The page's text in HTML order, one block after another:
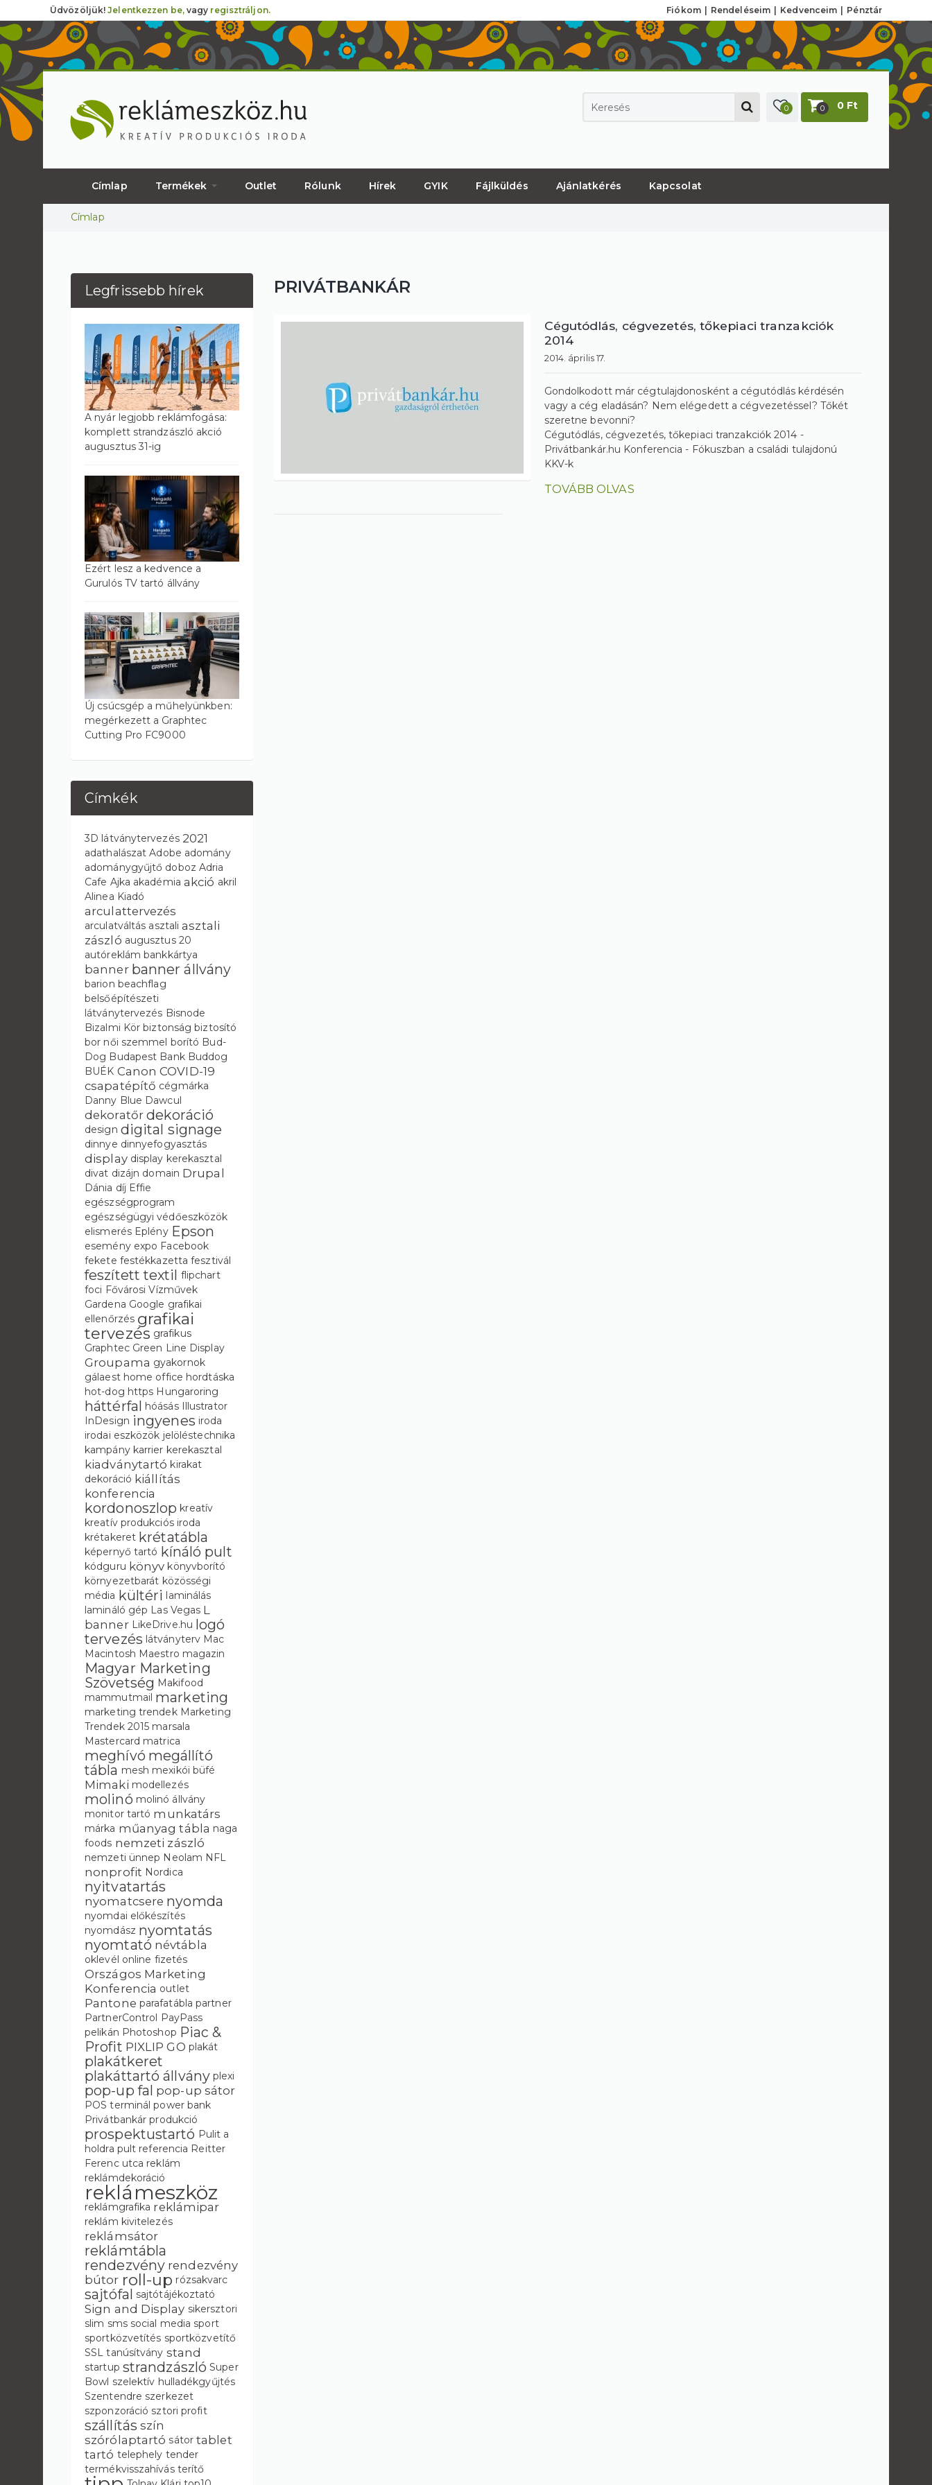
Üdvözöljük!Jelentkezzen be,vagy regisztráljon. Fiókom Rendeléseim Kedvenceim Pénztár
0 0 0 Ft
Címlap Termékek Outlet Rólunk Hírek GYIK Fájlküldés Ajánlatkérés Kapcsolat
Jelenlegi hely
Címlap
Legfrissebb hírek
A nyár legjobb reklámfogása:
komplett strandzászló akció
augusztus 31-ig
Ezért lesz a kedvence a
Gurulós TV tartó állvány
Új csúcsgép a műhelyünkben:
megérkezett a Graphtec
Cutting Pro FC9000
Címkék
3D látványtervezés 2021
adathalászat Adobe adomány
adománygyűjtő doboz Adria
Cafe Ajka akadémia akció akril
Alinea Kiadó
arculattervezés
arculatváltás asztali asztali
zászló augusztus 20
autóreklám bankkártya
banner banner állvány
barion beachflag
belsőépítészeti
látványtervezés Bisnode
Bizalmi Kör biztonság biztosító
bor női szemmel borító Bud-
Dog Budapest Bank Buddog
BUÉK Canon COVID-19
csapatépítő cégmárka
Danny Blue Dawcul
dekoratőr dekoráció
design digital signage
dinnye dinnyefogyasztás
display display kerekasztal
divat dizájn domain Drupal
Dánia díj Effie
egészségprogram
egészségügyi védőeszközök
elismerés Eplény Epson
esemény expo Facebook
fekete festékkazetta fesztivál
feszített textil flipchart
foci Fővárosi Vízművek
Gardena Google grafikai
ellenőrzés grafikai
tervezés grafikus
Graphtec Green Line Display
Groupama gyakornok
gálaest home office hordtáska
hot-dog https Hungaroring
háttérfal hóásás Illustrator
InDesign ingyenes iroda
irodai eszközök jelöléstechnika
kampány karrier kerekasztal
kiadványtartó kirakat
dekoráció kiállítás
konferencia
kordonoszlop kreatív
kreatív produkciós iroda
krétakeret krétatábla
képernyő tartó kínáló pult
kódguru könyv könyvborító
környezetbarát közösségi
média kültéri laminálás
lamináló gép Las Vegas L
banner LikeDrive.hu logó
tervezés látványterv Mac
Macintosh Maestro magazin
Magyar Marketing
Szövetség Makifood
mammutmail marketing
marketing trendek Marketing
Trendek 2015 marsala
Mastercard matrica
meghívó megállító
tábla mesh mexikói büfé
Mimaki modellezés
molinó molinó állvány
monitor tartó munkatárs
márka műanyag tábla naga
foods nemzeti zászló
nemzeti ünnep Neolam NFL
nonprofit Nordica
nyitvatartás
nyomatcsere nyomda
nyomdai előkészítés
nyomdász nyomtatás
nyomtató névtábla
oklevél online fizetés
Országos Marketing
Konferencia outlet
Pantone parafatábla partner
PartnerControl PayPass
pelikán Photoshop Piac &
Profit PIXLIP GO plakát
plakátkeret
plakáttartó állvány plexi
pop-up fal pop-up sátor
POS terminál power bank
Privátbankár produkció
prospektustartó Pulit a
holdra pult referencia Reitter
Ferenc utca reklám
reklámdekoráció
reklámeszköz
reklámgrafika reklámipar
reklám kivitelezés
reklámsátor
reklámtábla
rendezvény rendezvény
bútor roll-up rózsakvarc
sajtófal sajtótájékoztató
Sign and Display sikersztori
slim sms social media sport
sportközvetítés sportközvetítő
SSL tanúsítvány stand
startup strandzászló Super
Bowl szelektív hulladékgyűjtés
Szentendre szerkezet
szponzoráció sztori profit
szállítás szín
szórólaptartó sátor tablet
tartó telephely tender
termékvisszahívás terítő
PRIVÁTBANKÁR
Cégutódlás, cégvezetés, tőkepiaci tranzakciók
2014
2014. április 17.
Gondolkodott már cégtulajdonosként a cégutódlás kérdésén
vagy a cég eladásán? Nem elégedett a cégvezetéssel? Tőkét
szeretne bevonni?
Cégutódlás, cégvezetés, tőkepiaci tranzakciók 2014 -
Privátbankár.hu Konferencia - Fókuszban a családi tulajdonú
KKV-k
TOVÁBB OLVAS